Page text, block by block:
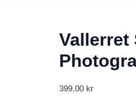
Vallerret
399,00 kr